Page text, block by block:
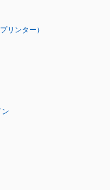
リンター）
ン